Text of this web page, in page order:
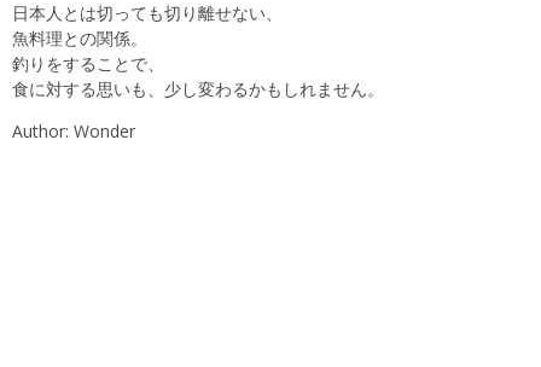
日本人とは切っても切り離せない、
魚料理との関係。
釣りをすることで、
食に対する思いも、少し変わるかもしれません。
Author: Wonder